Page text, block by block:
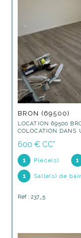
BRON (69500)
LOCATION 69500
COLOCATION DANS
600 € CC*
1 Pièce(s) 1
1 Salle(s) de
Réf : 237_5